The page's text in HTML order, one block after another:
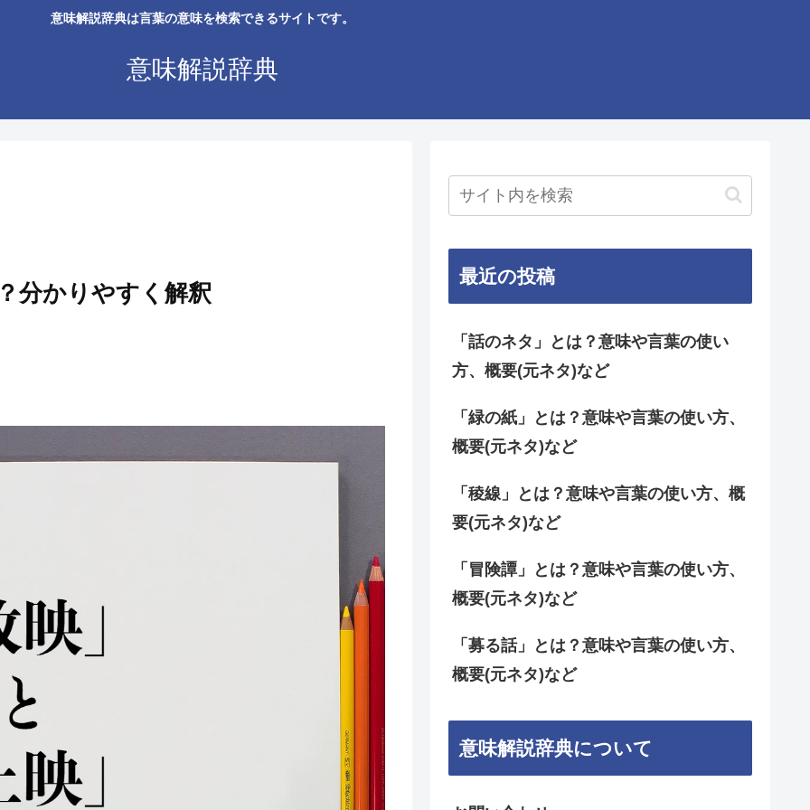
意味解説辞典は言葉の意味を検索できるサイトです。
意味解説辞典
分かりやすく解釈
最近の投稿
「話のネタ」とは？意味や言葉の使い
方、概要(元ネタ)など
「緑の紙」とは？意味や言葉の使い方、
概要(元ネタ)など
「稜線」とは？意味や言葉の使い方、概
要(元ネタ)など
「冒険譚」とは？意味や言葉の使い方、
概要(元ネタ)など
「募る話」とは？意味や言葉の使い方、
概要(元ネタ)など
意味解説辞典について